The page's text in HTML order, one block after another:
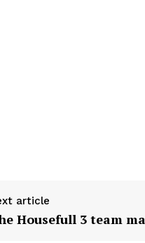
article
Housefull 3 team